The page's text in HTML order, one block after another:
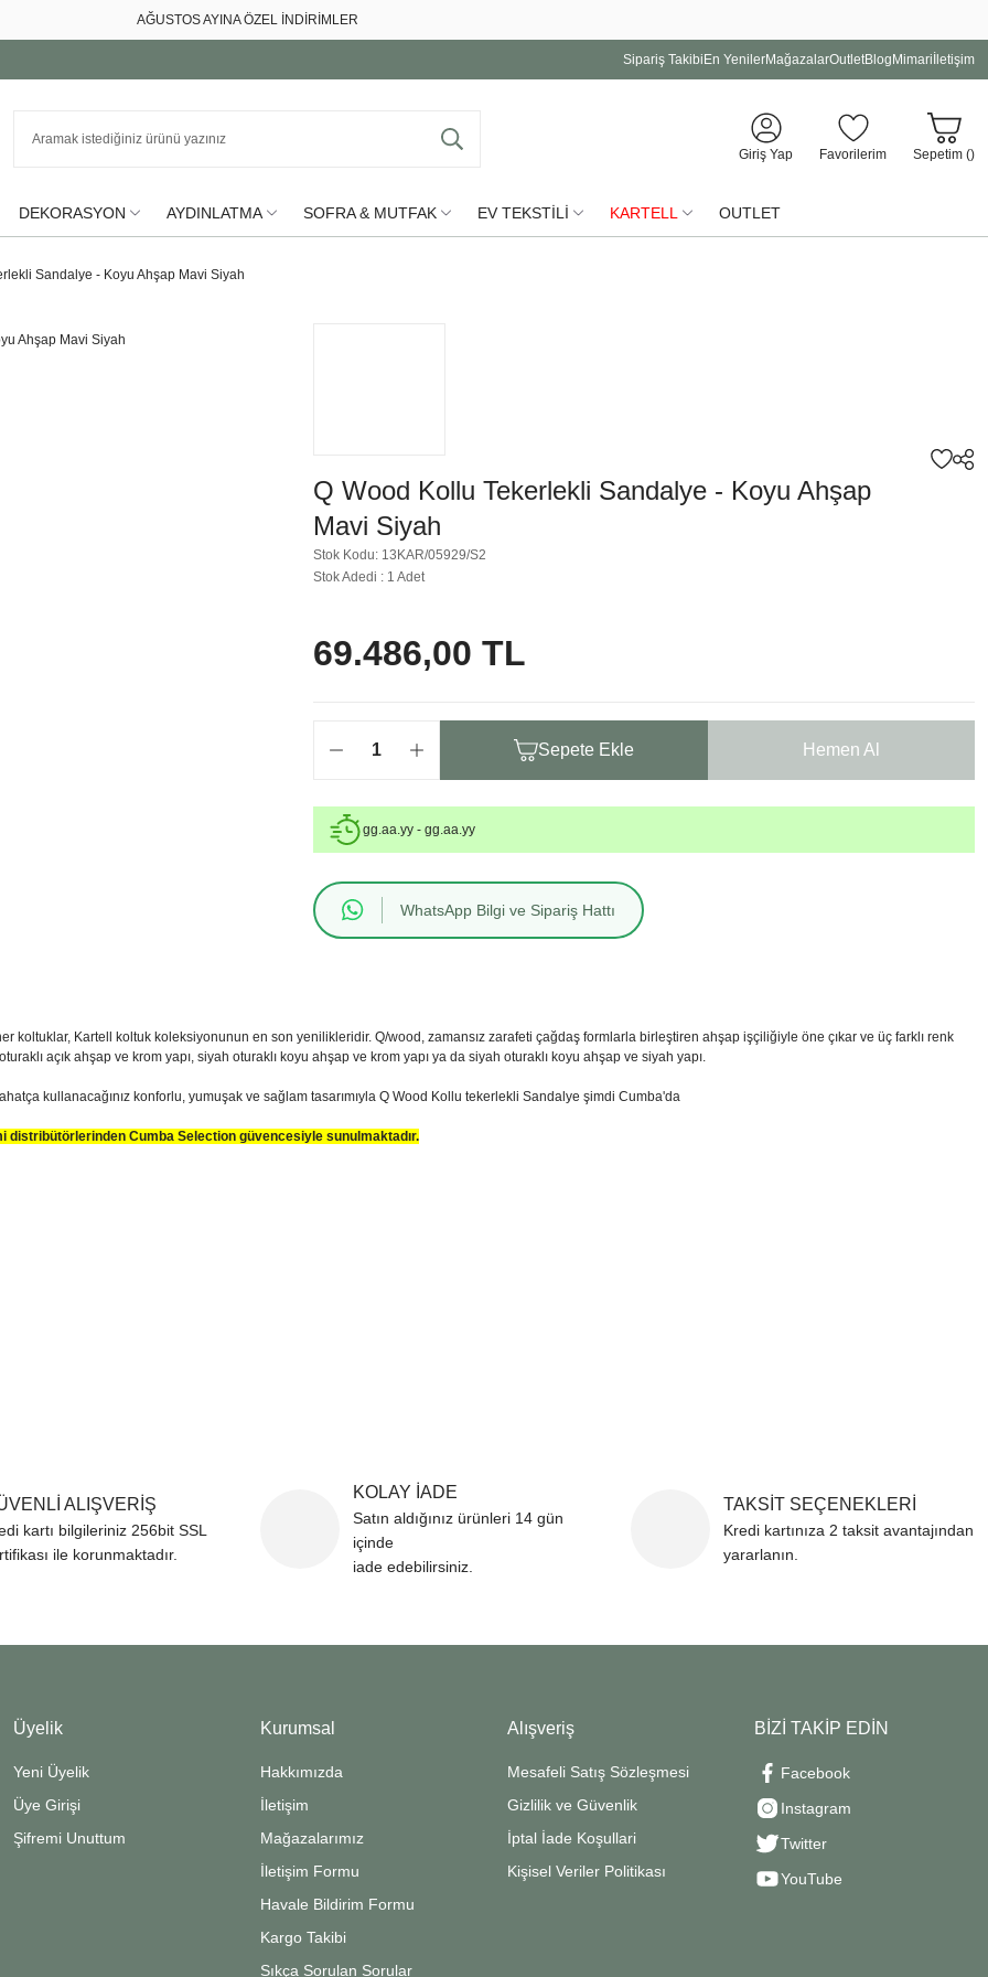
AĞUSTOS AYINA ÖZEL İNDİRİMLER
Sipariş Takibi En YenilerMağazalarOutletBlog Mimari İletişim
Giriş Yap Favorilerim Sepetim ()
DEKORASYON AYDINLATMA SOFRA & MUTFAK EV TEKSTİLİ KARTELL OUTLET
Sandalye - Koyu Ahşap Mavi Siyah
Q Wood Kollu Tekerlekli Sandalye - Koyu Ahşap
Mavi Siyah
Stok Kodu: 13KAR/05929/S2
Stok Adedi : 1 Adet
69.486,00 TL
Sepete Ekle Hemen Al
gg.aa.yy - gg.aa.yy
WhatsApp Bilgi ve Sipariş Hattı
koltuklar, Kartell koltuk koleksiyonunun en son yenilikleridir. Q/wood, zamansız zarafeti çağdaş formlarla birleştiren ahşap işçiliğiyle öne çıkar ve üç farklı renk
açık ahşap ve krom yapı, siyah oturaklı koyu ahşap ve krom yapı ya da siyah oturaklı koyu ahşap ve siyah yapı.
kullanacağınız konforlu, yumuşak ve sağlam tasarımıyla Q Wood Kollu tekerlekli Sandalye şimdi Cumba'da
distribütörlerinden Cumba Selection güvencesiyle sunulmaktadır.
Gönder
ALIŞVERİŞ
kartı bilgileriniz 256bit SSL
ile korunmaktadır.
KOLAY İADE
Satın aldığınız ürünleri 14 gün
içinde
iade edebilirsiniz.
TAKSİT SEÇENEKLERİ
Kredi kartınıza 2 taksit avantajından
yararlanın.
Üyelik
Yeni Üyelik
Üye Girişi
Şifremi Unuttum
Kurumsal
Hakkımızda
İletişim
Mağazalarımız
İletişim Formu
Havale Bildirim Formu
Kargo Takibi
Sıkça Sorulan Sorular
Alışveriş
Mesafeli Satış Sözleşmesi
Gizlilik ve Güvenlik
İptal İade Koşullari
Kişisel Veriler Politikası
BİZİ TAKİP EDİN
Facebook
Instagram
Twitter
YouTube